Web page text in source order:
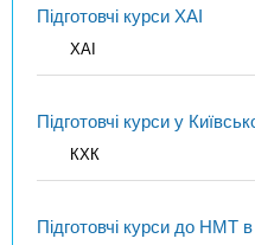
Підготовчі курси ХАІ
ХАІ
Підготовчі курси у
КХК
Підготовчі курси до